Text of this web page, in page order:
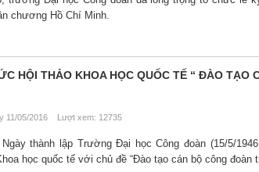
chương Hồ Chí Minh.
HỘI THẢO KHOA HỌC QUỐC TẾ “ ĐÀO TẠO
11/05/2016 Lượt xem: 12735
thành lập Trường Đại học Công đoàn (15/5/
học quốc tế với chủ đề “Đào tạo cán bộ công đoàn